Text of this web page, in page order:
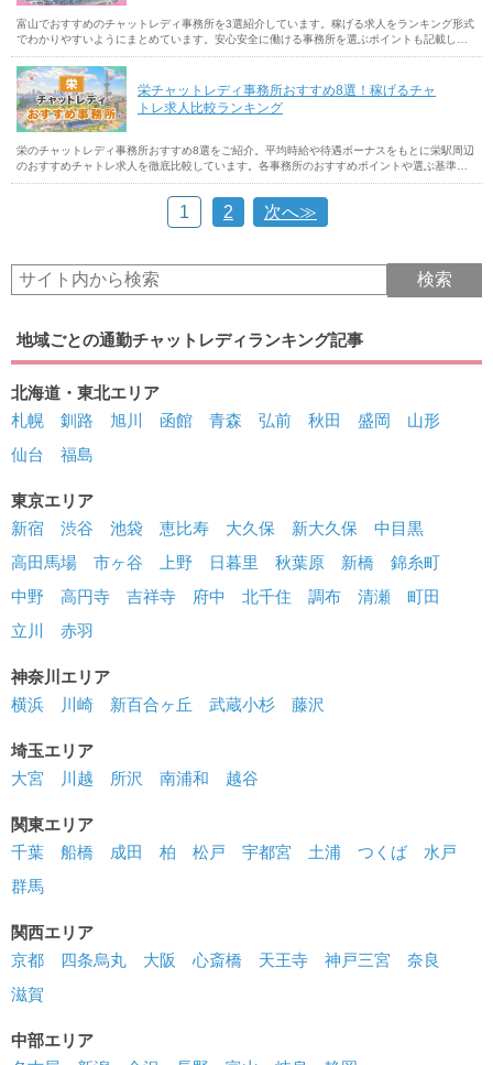
富山でおすすめのチャットレディ事務所を3選紹介しています。稼げる求人をランキング形式
でわかりやすいようにまとめています。安心安全に働ける事務所を選ぶポイントも記載して
いるので、富山でチャットレディ事務所を探す参考にしてください。
栄チャットレディ事務所おすすめ8選！稼げるチャ
トレ求人比較ランキング
栄のチャットレディ事務所おすすめ8選をご紹介。平均時給や待遇ボーナスをもとに栄駅周辺
のおすすめチャトレ求人を徹底比較しています。各事務所のおすすめポイントや選ぶ基準も
解説しているので参考にしてください。
1 2 次へ≫
地域ごとの通勤チャットレディランキング記事
北海道・東北エリア
札幌
釧路 旭川 函館 青森 弘前 秋田 盛岡
山形
仙台
福島
東京エリア
新宿
渋谷 池袋 恵比寿 大久保 新大久保
中目黒
高田馬場
市ヶ谷 上野 日暮里 秋葉原 新橋
錦糸町
中野
高円寺 吉祥寺 府中 北千住 調布 清瀬
町田
立川
赤羽
神奈川エリア
横浜
川崎 新百合ヶ丘 武蔵小杉 藤沢
埼玉エリア
大宮
川越 所沢 南浦和 越谷
関東エリア
千葉
船橋 成田 柏 松戸 宇都宮 土浦 つくば
水戸
群馬
関西エリア
京都
四条烏丸 大阪 心斎橋 天王寺 神戸三宮
奈良
滋賀
中部エリア